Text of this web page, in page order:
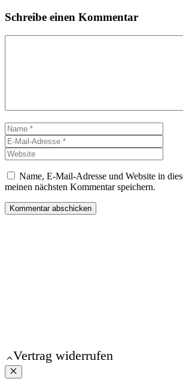
Schreibe einen Kommentar
Name
Mail-
Name, E-Mail-Adresse und Website in
meinen nächsten Kommentar speichern.
Vertrag widerrufen
Schließen